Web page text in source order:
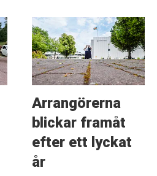
Arrangörerna
blickar framåt
efter ett lyckat
år